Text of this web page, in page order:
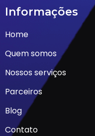
Informações
Home
Quem somos
Nossos serviços
Parceiros
Blog
Contato